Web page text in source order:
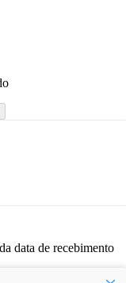
data de recebimento